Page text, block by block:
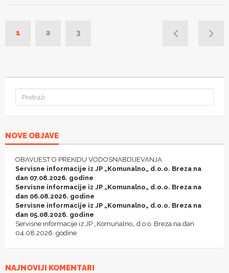
1 2 3
NOVE OBJAVE
OBAVIJEST O PREKIDU VODOSNABDIJEVANJA
Servisne informacije iz JP „Komunalno„ d.o.o. Breza na
dan 07.08.2026. godine
Servisne informacije iz JP „Komunalno„ d.o.o. Breza na
dan 06.08.2026. godine
Servisne informacije iz JP „Komunalno„ d.o.o. Breza na
dan 05.08.2026. godine
Servisne informacije iz JP „Komunalno„ d.o.o. Breza na dan
04.08.2026. godine
NAJNOVIJI KOMENTARI